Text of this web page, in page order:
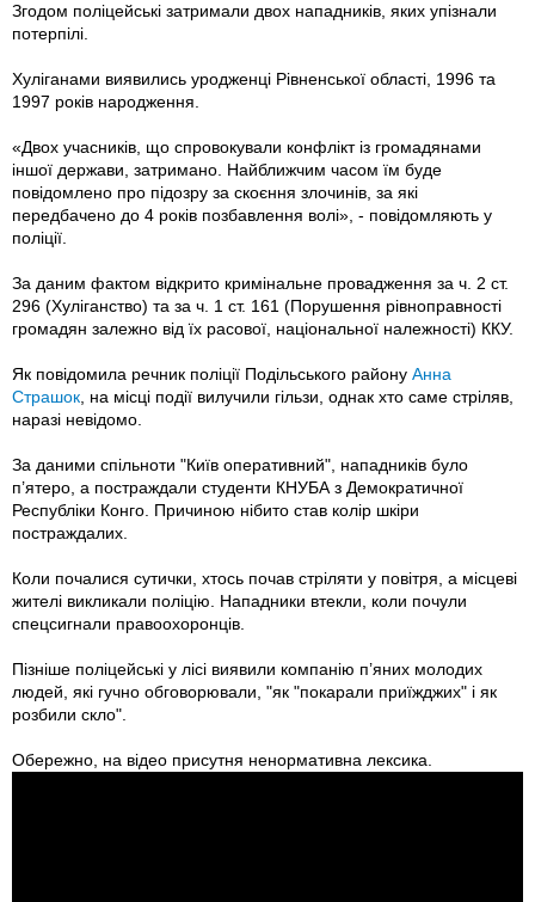
Згодом поліцейські затримали двох нападників, яких упізнали
потерпілі.
Хуліганами виявились уродженці Рівненської області, 1996 та
1997 років народження.
«Двох учасників, що спровокували конфлікт із громадянами
іншої держави, затримано. Найближчим часом їм буде
повідомлено про підозру за скоєння злочинів, за які
передбачено до 4 років позбавлення волі», - повідомляють у
поліції.
За даним фактом відкрито кримінальне провадження за ч. 2 ст.
296 (Хуліганство) та за ч. 1 ст. 161 (Порушення рівноправності
громадян залежно від їх расової, національної належності) ККУ.
Як повідомила речник поліції Подільського району Анна
Страшок, на місці події вилучили гільзи, однак хто саме стріляв,
наразі невідомо.
За даними спільноти "Київ оперативний", нападників було
п’ятеро, а постраждали студенти КНУБА з Демократичної
Республіки Конго. Причиною нібито став колір шкіри
постраждалих.
Коли почалися сутички, хтось почав стріляти у повітря, а місцеві
жителі викликали поліцію. Нападники втекли, коли почули
спецсигнали правоохоронців.
Пізніше поліцейські у лісі виявили компанію п’яних молодих
людей, які гучно обговорювали, "як "покарали приїжджих" і як
розбили скло".
Обережно, на відео присутня ненормативна лексика.